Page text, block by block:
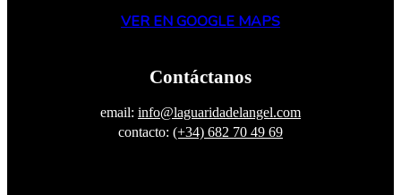
VER EN GOOGLE MAPS
Contáctanos
email: info@laguaridadelangel.com
contacto: (+34) 682 70 49 69